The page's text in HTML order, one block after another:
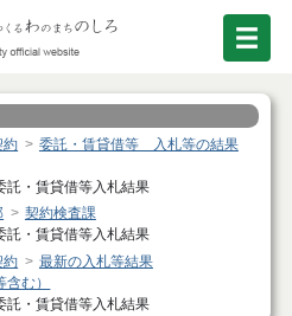
約
委託・賃貸借等 入札等の結果
・賃貸借等入札結果
契約検査課
・賃貸借等入札結果
約
最新の入札等結果
む）
・賃貸借等入札結果